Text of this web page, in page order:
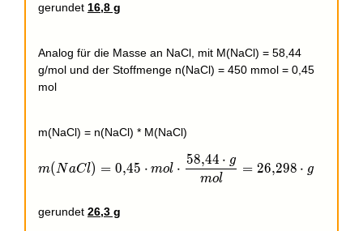
gerundet 16,8 g
Analog für die Masse an NaCl, mit M(NaCl) = 58,44
g/mol und der Stoffmenge n(NaCl) = 450 mmol = 0,45
mol
m(NaCl) = n(NaCl) * M(NaCl)
m(NaCl) = 0,45\cdot mol\cdot \frac{58,44\cdot
m(NaCl) = 0,45 ⋅ mol ⋅
mol
58,44 ⋅ g
= 26,298 ⋅ g
gerundet 26,3 g